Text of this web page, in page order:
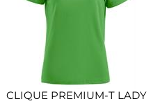
CLIQUE PREMIUM-T LADY